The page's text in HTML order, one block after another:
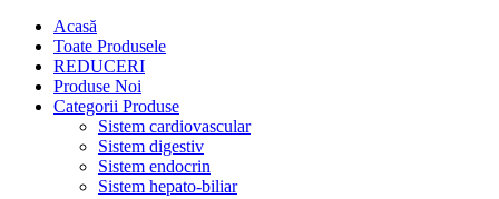
Acasă
Toate Produsele
REDUCERI
Produse Noi
Categorii Produse
Sistem cardiovascular
Sistem digestiv
Sistem endocrin
Sistem hepato-biliar